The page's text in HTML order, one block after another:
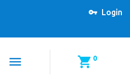
Login
0